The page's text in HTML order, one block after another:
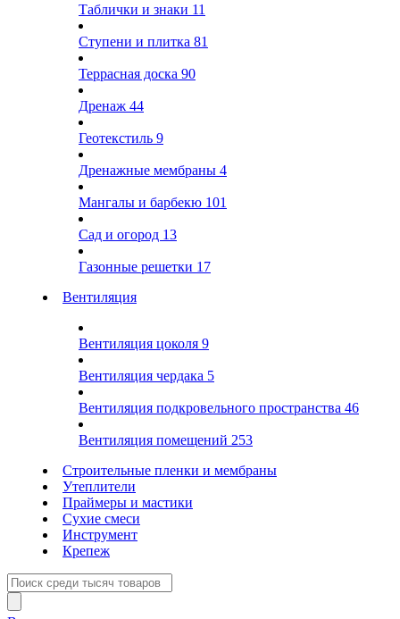
Таблички и знаки 11
Ступени и плитка 81
Террасная доска 90
Дренаж 44
Геотекстиль 9
Дренажные мембраны 4
Мангалы и барбекю 101
Сад и огород 13
Газонные решетки 17
Вентиляция
Вентиляция цоколя 9
Вентиляция чердака 5
Вентиляция подкровельного пространства 46
Вентиляция помещений 253
Строительные пленки и мембраны
Утеплители
Праймеры и мастики
Сухие смеси
Инструмент
Крепеж